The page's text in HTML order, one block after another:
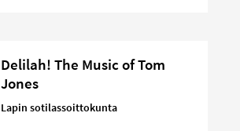
Delilah! The Music of Tom
Jones
Lapin sotilassoittokunta